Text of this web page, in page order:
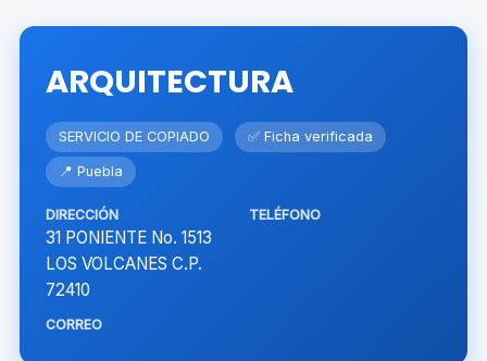
ARQUITECTURA
SERVICIO DE COPIADO ✅ Ficha verificada
📍 Puebla
DIRECCIÓN
31 PONIENTE No. 1513
LOS VOLCANES C.P.
72410
TELÉFONO
CORREO